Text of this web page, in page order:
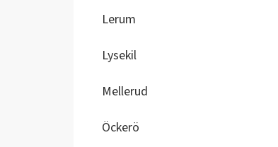
Lerum
Lysekil
Mellerud
Öckerö